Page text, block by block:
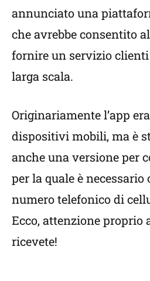
annunciato una
che avrebbe consentito
fornire un servizio
larga scala.
Originariamente l’app
dispositivi mobili, ma è
anche una versione per
per la quale è
numero telefonico di
Ecco, attenzione proprio
ricevete!